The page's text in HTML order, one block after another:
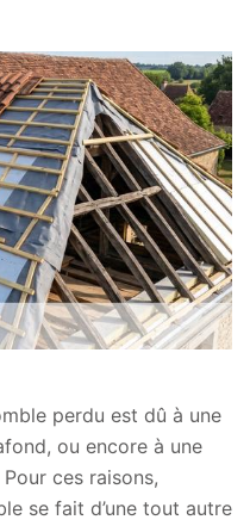
perdu est dû à une
ou encore à une
ces raisons,
se fait d’une tout autre